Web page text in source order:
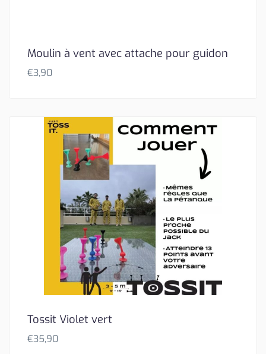
Moulin à vent avec attache pour guidon
€3,90
Tossit Violet vert
€35,90